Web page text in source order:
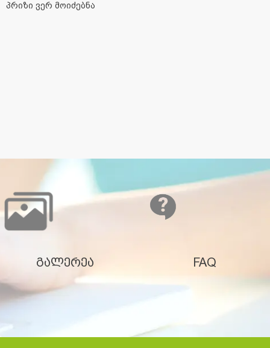
პრიზი ვერ მოიძებნა
გალერეა FAQ